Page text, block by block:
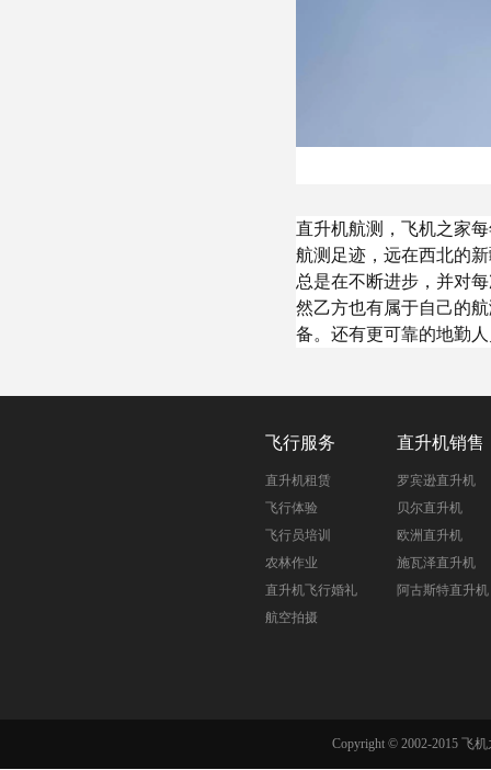
直升机航测，飞机之家
航测足迹，远在西北的
总是在不断进步，并对
然乙方也有属于自己的
备。还有更可靠的地勤
飞行服务
直升机租赁
飞行体验
飞行员培训
农林作业
直升机飞行婚礼
航空拍摄
直升机销售
罗宾逊直升机
贝尔直升机
欧洲直升机
施瓦泽直升机
阿古斯特直升机
Copyright © 2002-2015 飞